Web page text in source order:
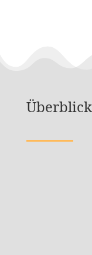
Überblick